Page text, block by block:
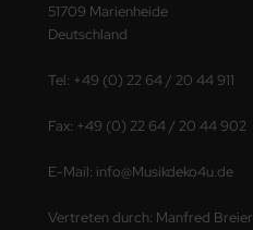
51709 Marienheide
Deutschland
Tel: +49 (0) 22 64 / 20 44 911
Fax: +49 (0) 22 64 / 20 44 902
E-Mail: info@Musikdeko4u.de
Vertreten durch: Manfred Breier